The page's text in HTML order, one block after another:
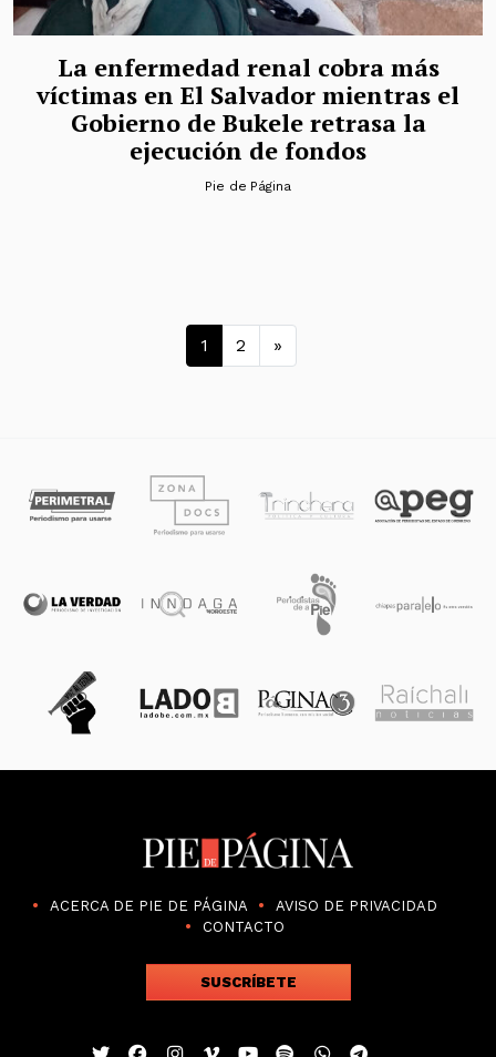
La enfermedad renal cobra más
víctimas en El Salvador mientras el
Gobierno de Bukele retrasa la
ejecución de fondos
Pie de Página
Navegación de
1 2 »
ACERCA DE PIE DE PÁGINA
AVISO DE PRIVACIDAD
CONTACTO
SUSCRÍBETE